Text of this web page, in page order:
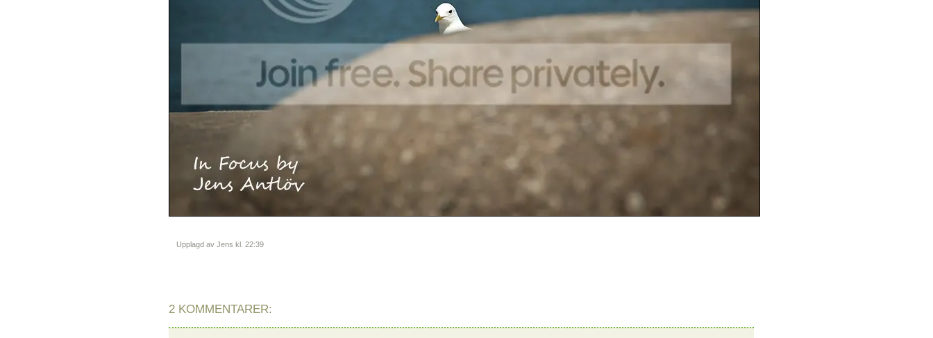
Upplagd av Jens kl. 22:39
2 KOMMENTARER: